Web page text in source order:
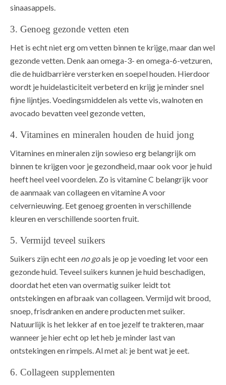
sinaasappels.
3. Genoeg gezonde vetten eten
Het is echt niet erg om vetten binnen te krijge, maar dan wel
gezonde vetten. Denk aan omega-3- en omega-6-vetzuren,
die de huidbarrière versterken en soepel houden. Hierdoor
wordt je huidelasticiteit verbeterd en krijg je minder snel
fijne lijntjes. Voedingsmiddelen als vette vis, walnoten en
avocado bevatten veel gezonde vetten,
4. Vitamines en mineralen houden de huid jong
Vitamines en mineralen zijn sowieso erg belangrijk om
binnen te krijgen voor je gezondheid, maar ook voor je huid
heeft heel veel voordelen. Zo is vitamine C belangrijk voor
de aanmaak van collageen en vitamine A voor
celvernieuwing. Eet genoeg groenten in verschillende
kleuren en verschillende soorten fruit.
5. Vermijd teveel suikers
Suikers zijn echt een no goals je op je voeding let voor een
gezonde huid. Teveel suikers kunnen je huid beschadigen,
doordat het eten van overmatig suiker leidt tot
ontstekingen en afbraak van collageen. Vermijd wit brood,
snoep, frisdranken en andere producten met suiker.
Natuurlijk is het lekker af en toe jezelf te trakteren, maar
wanneer je hier echt op let heb je minder last van
ontstekingen en rimpels. Al met al: je bent wat je eet.
6. Collageen supplementen